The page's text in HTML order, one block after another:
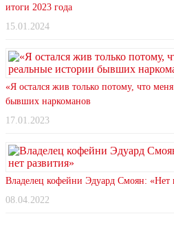
итоги 2023 года
15.01.2024
«Я остался жив только потому, что
бывших наркоманов
17.01.2023
Владелец кофейни Эдуард Смоян:
08.04.2022